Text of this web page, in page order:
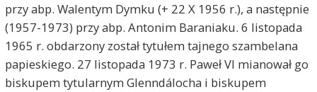
przy abp. Walentym Dymku (+ 22 X 1956 r.), a następnie
(1957-1973) przy abp. Antonim Baraniaku. 6 listopada
1965 r. obdarzony został tytułem tajnego szambelana
papieskiego. 27 listopada 1973 r. Paweł VI mianował go
biskupem tytularnym Glenndálocha i biskupem